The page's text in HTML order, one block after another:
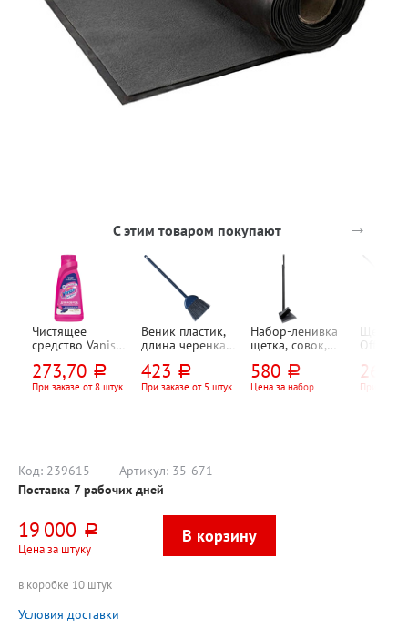
С этим товаром покупают →
Чистящее
средство Vanish,
"3 в 1 Действие
кислорода (Oxi
273,70 руб.
При заказе от 8 штук
Веник пластик,
длина черенка
38см*15,7см,
синий, Martika,
423 руб.
При заказе от 5 штук
Набор-ленивка
щетка, совок,
(Etna)", длина
черенка 74см,
580 руб.
Цена за набор
Щетка
длина
При
Код: 239615 Артикул: 35-671
Поставка 7 рабочих дней
19 000 руб.
Цена за штуку
в коробке 10 штук
Условия доставки